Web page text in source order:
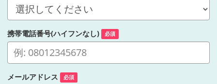
携帯電話番号(ハイフンなし) 必須
メールアドレス 必須